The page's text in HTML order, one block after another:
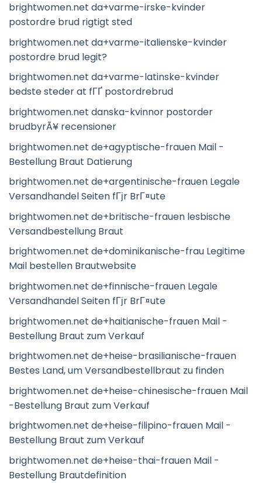
brightwomen.net da+varme-irske-kvinder
postordre brud rigtigt sted
brightwomen.net da+varme-italienske-kvinder
postordre brud legit?
brightwomen.net da+varme-latinske-kvinder
bedste steder at fГҐ postordrebrud
brightwomen.net danska-kvinnor postorder
brudbyrÃ¥ recensioner
brightwomen.net de+agyptische-frauen Mail -
Bestellung Braut Datierung
brightwomen.net de+argentinische-frauen Legale
Versandhandel Seiten fГјr BrГ¤ute
brightwomen.net de+britische-frauen lesbische
Versandbestellung Braut
brightwomen.net de+dominikanische-frau Legitime
Mail bestellen Brautwebsite
brightwomen.net de+finnische-frauen Legale
Versandhandel Seiten fГјr BrГ¤ute
brightwomen.net de+haitianische-frauen Mail -
Bestellung Braut zum Verkauf
brightwomen.net de+heise-brasilianische-frauen
Bestes Land, um Versandbestellbraut zu finden
brightwomen.net de+heise-chinesische-frauen Mail
-Bestellung Braut zum Verkauf
brightwomen.net de+heise-filipino-frauen Mail -
Bestellung Braut zum Verkauf
brightwomen.net de+heise-thai-frauen Mail -
Bestellung Brautdefinition